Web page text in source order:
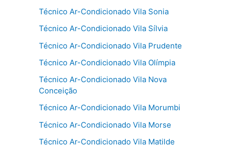
Técnico Ar-Condicionado Vila Sonia
Técnico Ar-Condicionado Vila Sílvia
Técnico Ar-Condicionado Vila Prudente
Técnico Ar-Condicionado Vila Olímpia
Técnico Ar-Condicionado Vila Nova
Conceição
Técnico Ar-Condicionado Vila Morumbi
Técnico Ar-Condicionado Vila Morse
Técnico Ar-Condicionado Vila Matilde